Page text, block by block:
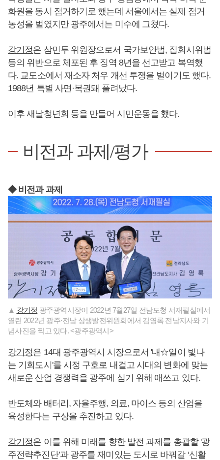
화원을 동시 점거하기로 했는데 서울에서는 실제 점거
농성을 벌였지만 광주에서는 미수에 그쳤다.
강기정은 삼민투 위원장으로서 국가보안법, 집회시위법
등의 위반으로 체포된 후 징역 8년을 선고받고 복역했
다. 교도소에서 재소자 처우 개선 투쟁을 벌이기도 했다.
1988년 특별 사면·복권돼 풀려났다.
이후 새날청년회 등을 만들어 시민운동을 했다.
비전과 과제/평가
◆ 비전과 과제
▲ 강기정 광주광역시장이 2022년 7월27일 전남도청 서재필실에서
열린 2022년 광주·전남 상생발전위원회에서 김영록 전남지사와 기
념사진을 찍고 있다. <광주광역시>
강기정은 14대 광주광역시 시장으로서 '내☆일이 빛나
는 기회도시'를 시정 구호로 내걸고 시대의 변화에 맞는
새로운 산업 경쟁력을 광주에 심기 위해 애쓰고 있다.
반도체와 배터리, 자율주행, 의료, 마이스 등의 산업을
육성한다는 구상을 추진하고 있다.
강기정은 이를 위해 미래를 향한 발전 과제를 총괄할 '광
주전략추진단’과 광주를 재미있는 도시로 바꿔갈 ‘신활